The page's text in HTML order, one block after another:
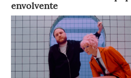
envolvente